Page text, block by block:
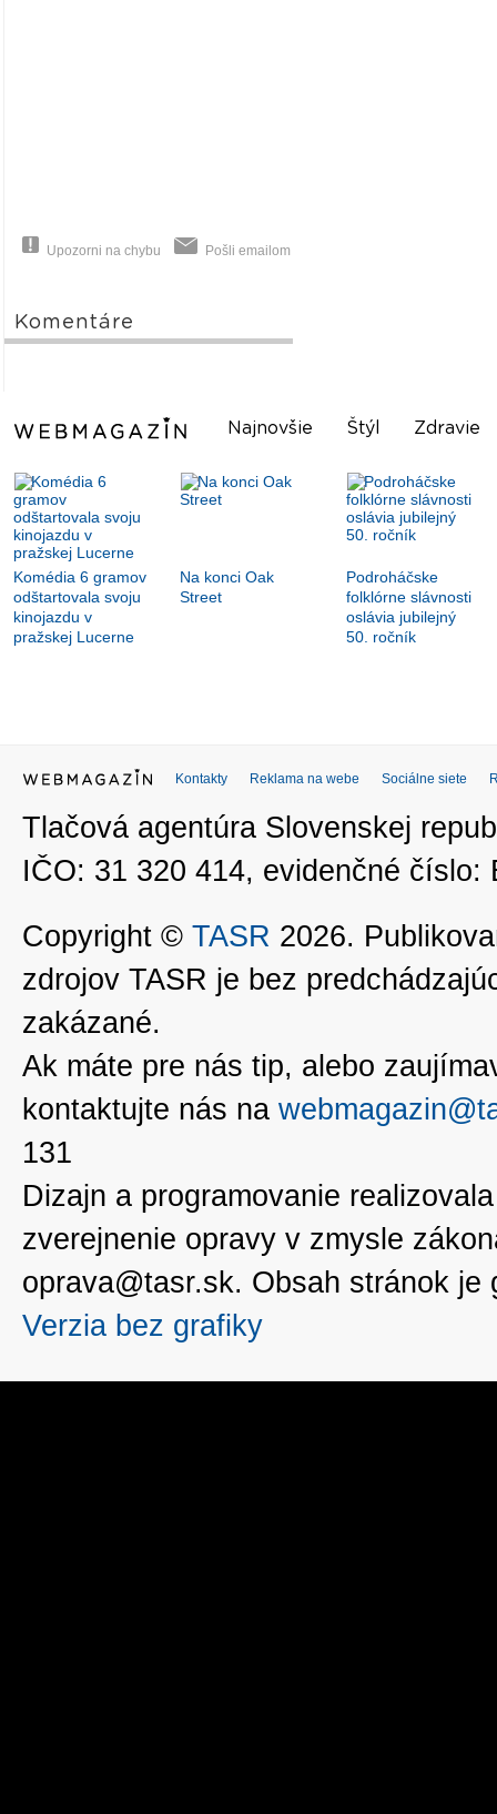
Upozorni na chybu Pošli emailom
Komentáre
Najnovšie Štýl Zdravie
Komédia 6 gramov
odštartovala svoju
kinojazdu v
pražskej Lucerne
Na konci Oak
Street
Podroháčske
folklórne slávnosti
oslávia jubilejný
50. ročník
Kontakty Reklama na webe Sociálne siete
Tlačová agentúra Slovenskej
IČO: 31 320 414, evidenčné číslo:
Copyright © TASR 2026.
zdrojov TASR je bez
zakázané.
Ak máte pre nás tip, alebo
kontaktujte nás na
131
Dizajn a programovanie
zverejnenie opravy v zmysle
oprava@tasr.sk. Obsah stránok
Verzia bez grafiky